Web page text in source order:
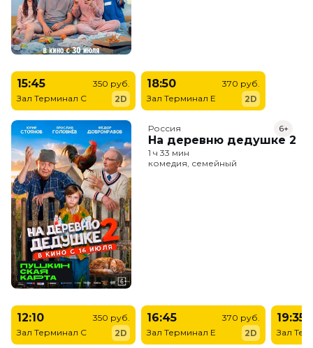
15:45
Зал Терминал C
350 руб.
2D
18:50
Зал Терминал E
370 руб.
2D
Россия
На деревню дедушке 2
6+
1 ч 33 мин
комедия, семейный
12:10
Зал Терминал C
350 руб.
2D
16:45
Зал Терминал E
370 руб.
2D
19:35
Зал